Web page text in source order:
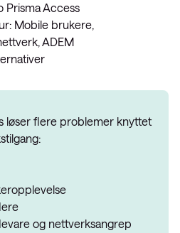
Prisma Access
Mobile brukere,
ADEM
løser flere problemer knyttet
og nettverksangrep